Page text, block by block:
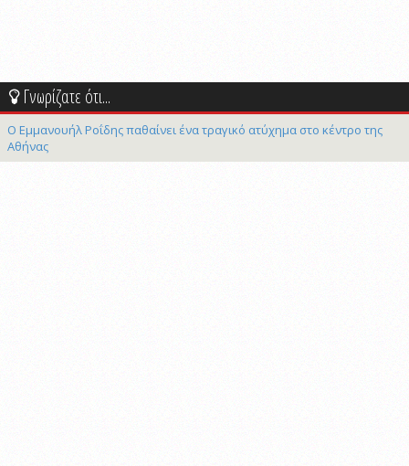
Γνωρίζατε ότι...
Ο Εμμανουήλ Ροΐδης παθαίνει ένα τραγικό ατύχημα στο κέντρο της
Αθήνας